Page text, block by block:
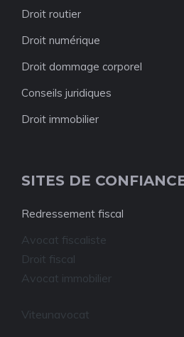
Droit routier
Droit numérique
Droit dommage corporel
Conseils juridiques
Droit immobilier
SITES DE
Redressement fiscal
Avocat fiscaliste
Droit fiscal
Avocat immobilier
Viteunavocat